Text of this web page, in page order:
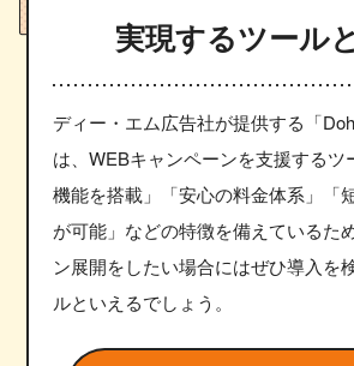
実現するツール
ディー・エム広告社が提供する「
は、WEBキャンペーンを支援するツ
機能を搭載」「安心の料金体系」「
が可能」などの特徴を備えているた
ン展開をしたい場合にはぜひ導入を
ルといえるでしょう。